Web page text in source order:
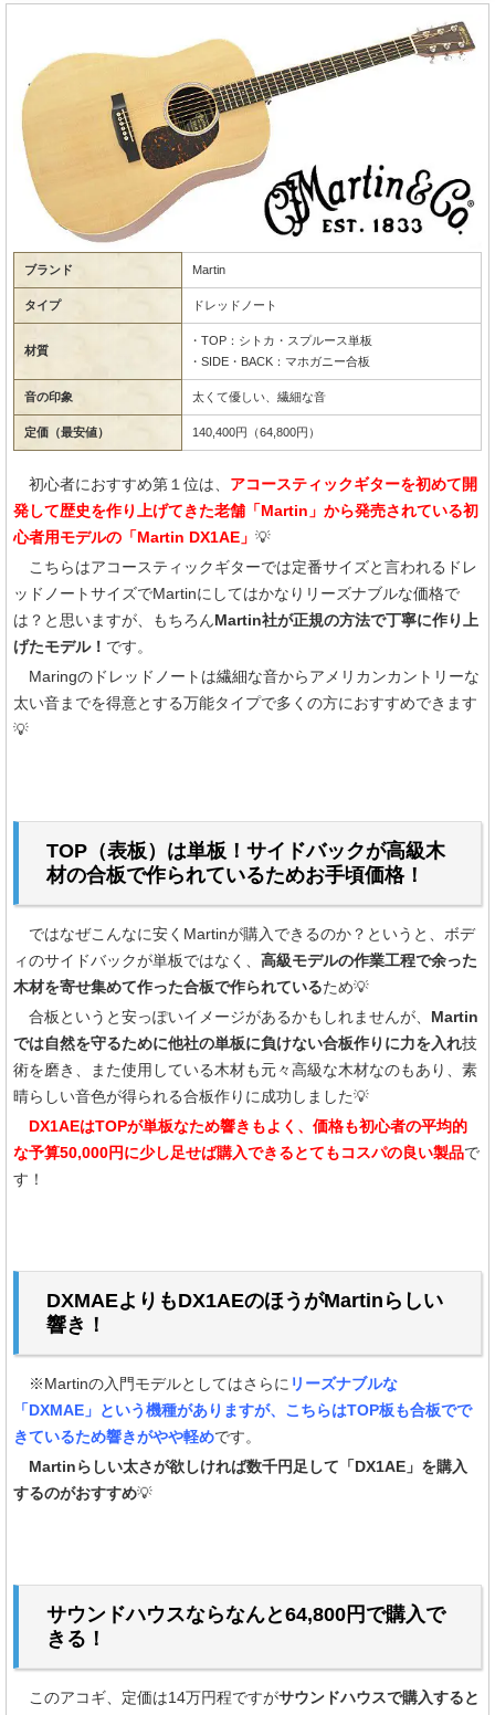
ブランド Martin
タイプ ドレッドノート
材質
・TOP：シトカ・スプルース単板
・SIDE・BACK：マホガニー合板
音の印象 太くて優しい、繊細な音
定価（最安値） 140,400円（64,800円）
初心者におすすめ第１位は、 アコースティックギターを初めて開
発して歴史を作り上げてきた老舗「Martin」から発売されている初
心者用モデルの「Martin DX1AE」 💡
こちらはアコースティックギターでは定番サイズと言われるドレ
ッドノートサイズでMartinにしてはかなりリーズナブルな価格で
は？と思いますが、もちろん Martin社が正規の方法で丁寧に作り上
げたモデル！ です。
Maringのドレッドノートは繊細な音からアメリカンカントリーな
太い音までを得意とする万能タイプで多くの方におすすめできます
💡
TOP（表板）は単板！サイドバックが高級木
材の合板で作られているためお手頃価格！
ではなぜこんなに安くMartinが購入できるのか？というと、ボデ
ィのサイドバックが単板ではなく、 高級モデルの作業工程で余った
木材を寄せ集めて作った合板で作られているため💡
合板というと安っぽいイメージがあるかもしれませんが、
Martin
では自然を守るために他社の単板に負けない合板作りに力を入れ技
術を磨き、また使用している木材も元々高級な木材なのもあり、素
晴らしい音色が得られる合板作りに成功しました💡
DX1AEはTOPが単板なため響きもよく、価格も初心者の平均的
な予算50,000円に少し足せば購入できるとてもコスパの良い製品で
す！
DXMAEよりもDX1AEのほうがMartinらしい
響き！
※Martinの入門モデルとしてはさらに リーズナブルな
「DXMAE」という機種がありますが、こちらはTOP板も合板でで
きているため響きがやや軽めです。
Martinらしい太さが欲しければ数千円足して「DX1AE」を購入
するのがおすすめ💡
サウンドハウスならなんと64,800円で購入で
きる！
このアコギ、定価は14万円程ですがサウンドハウスで購入すると